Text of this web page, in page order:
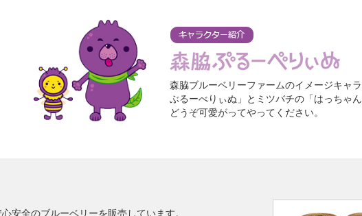
森脇ブルーベリーファームのイメージキャ
ぶるーべりぃぬ」と ミツバチの「はっちゃん
どうぞ可愛がってやってください。
安全のブルーベリーを販売しています。